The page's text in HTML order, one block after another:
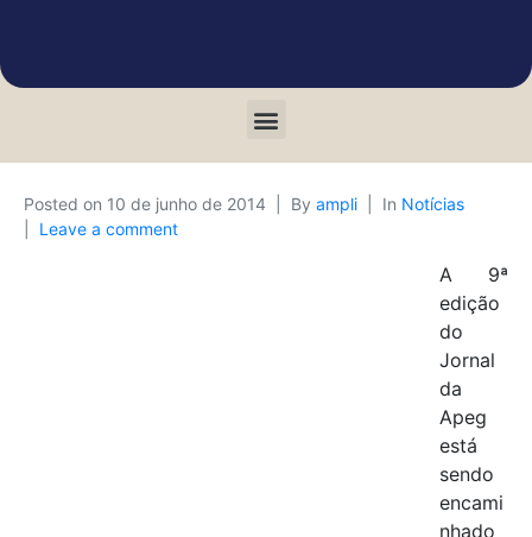
Posted on 10 de junho de 2014 By ampli In Notícias
Leave a comment
A 9ª
edição
do
Jornal
da
Apeg
está
sendo
encami
nhado